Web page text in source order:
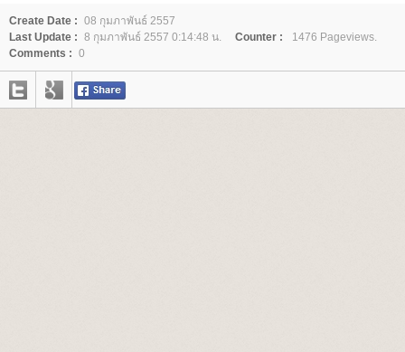
Create Date : 08 กุมภาพันธ์ 2557
Last Update : 8 กุมภาพันธ์ 2557 0:14:48 น. Counter :
1476 Pageviews.
Comments : 0